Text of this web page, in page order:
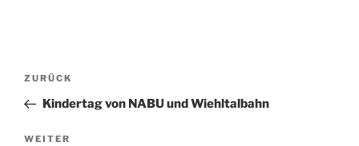
Beitragsnavigation
Vorheriger
Beitrag
ZURÜCK
Kindertag von NABU und Wiehltalbahn
Nächster
WEITER